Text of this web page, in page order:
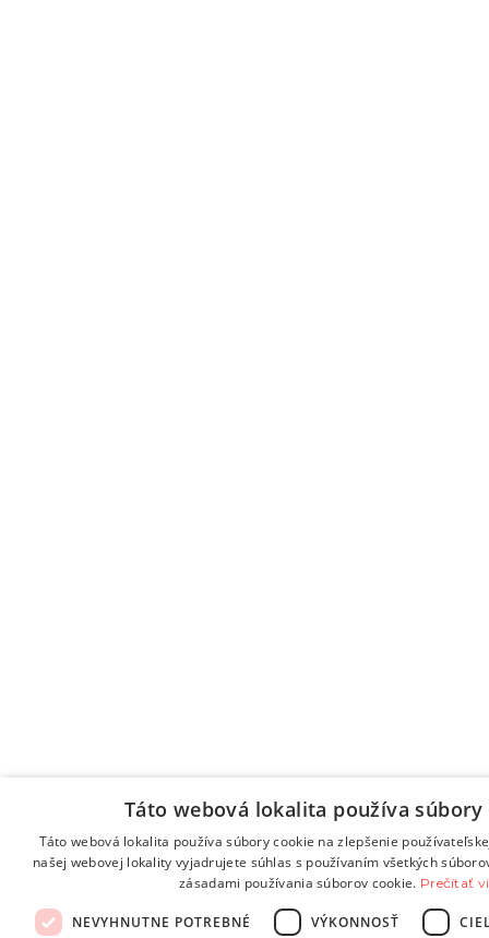
Táto webová lokalita používa súbory
Táto webová lokalita používa súbory cookie na zlepšenie
našej webovej lokality vyjadrujete súhlas s používaním všetkých
zásadami používania súborov cookie. Prečítať
NEVYHNUTNE POTREBNÉ VÝKONNOSŤ